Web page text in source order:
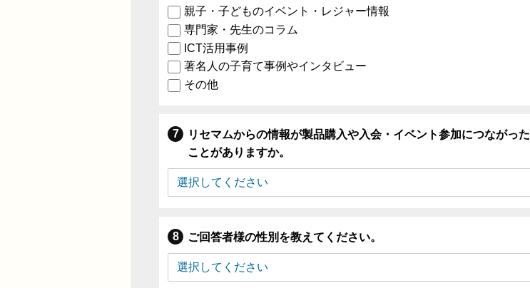
親子・子どものイベント・レジャー情報
専門家・先生のコラム
ICT活用事例
著名人の子育て事例やインタビュー
その他
リセマムからの情報が製品購入や入会・イベント参加につながった
ことがありますか。
ご回答者様の性別を教えてください。